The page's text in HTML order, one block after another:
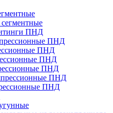
ПНД
ПНД
ПНД
ПНД
ПНД
ПНД
ПНД